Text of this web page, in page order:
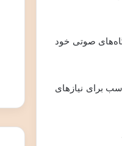
صوتی خود
برای نیازهای